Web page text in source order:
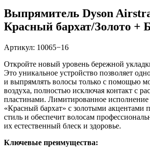
Выпрямитель Dyson
Красный бархат/Золото +
Артикул: 10065−16
Откройте новый уровень бережной
Это уникальное устройство позволяет
и выпрямлять волосы только с помощью
воздуха, полностью исключая контакт с
пластинами. Лимитированное
«Красный бархат» с золотыми акцентами
стиль и обеспечит волосам
их естественный блеск и здоровье.
Ключевые преимущества: